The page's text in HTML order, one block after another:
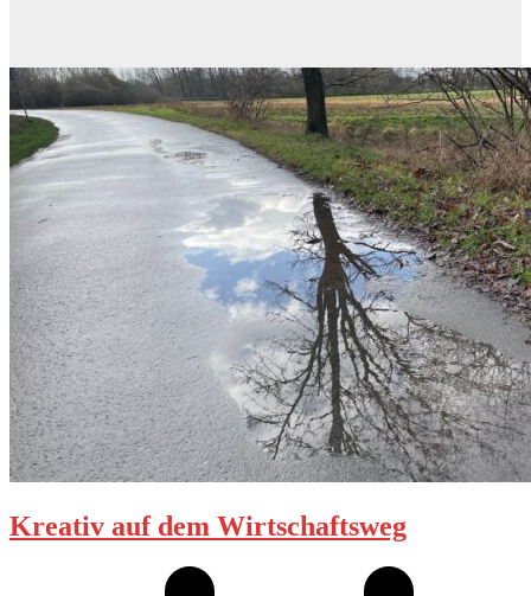
Kreativ auf dem Wirtschaftsweg